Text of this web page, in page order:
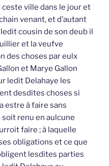
ville dans le jour et
venant, et d’autant
cousin de son deub il
et la veufve
des choses par eulx
et Marye Gallon
ledit Delahaye les
desdites choses si
estre à faire sans
renu en aulcune
faire ; à laquelle
obligations et ce que
lesdites parties